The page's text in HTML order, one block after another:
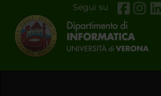
Segui su